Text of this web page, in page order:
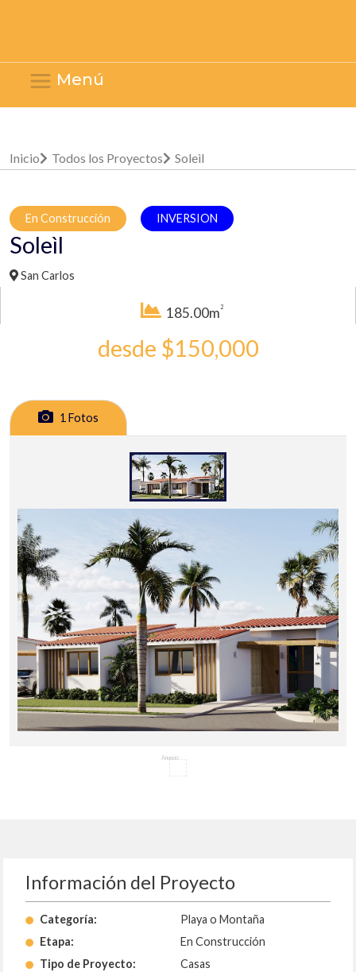
Menú
Inicio Todos los Proyectos Soleìl
En Construcción INVERSION
Soleìl
San Carlos
185.00m 2
desde $150,000
1 Fotos
Anuncio
Información del Proyecto
Categoría:
Playa o Montaña
Etapa:
En Construcción
Tipo de Proyecto:
Casas